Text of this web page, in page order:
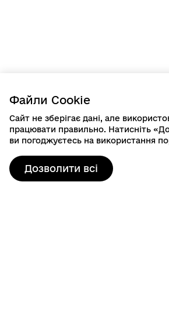
Файли Cookie
Сайт не зберігає дані, але
працювати правильно. Натисніть
ви погоджуєтесь на використання
Дозволити всі